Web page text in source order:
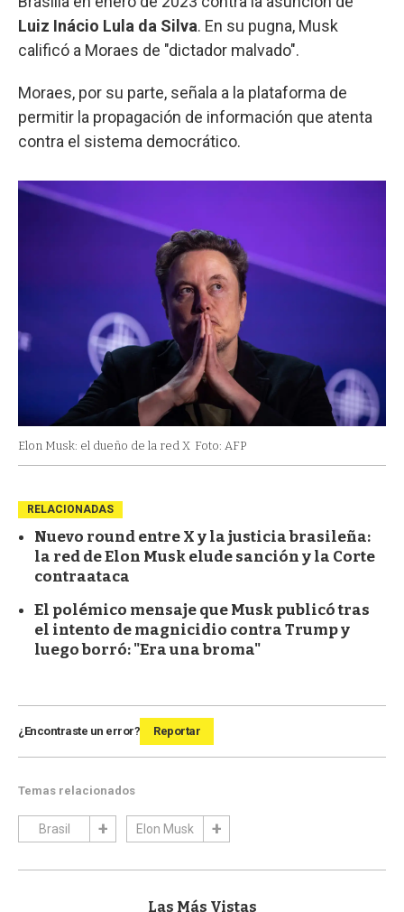
Luiz Inácio Lula da Silva. En su pugna, Musk
calificó a Moraes de "dictador malvado".
Moraes, por su parte, señala a la plataforma de
permitir la propagación de información que atenta
contra el sistema democrático.
Elon Musk: el dueño de la red X Foto: AFP
RELACIONADAS
Nuevo round entre X y la justicia brasileña:
la red de Elon Musk elude sanción y la Corte
contraataca
El polémico mensaje que Musk publicó tras
el intento de magnicidio contra Trump y
luego borró: "Era una broma"
¿Encontraste un error? Reportar
Temas relacionados
Brasil Elon Musk
Las Más Vistas